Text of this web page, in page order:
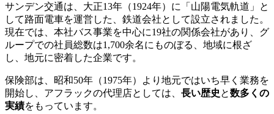
サンデン交通は、大正13年（1924年）に「山陽電気軌道」と
して路面電車を運営した、鉄道会社として設立されました。
現在では、本社バス事業を中心に19社の関係会社があり、グ
ループでの社員総数は1,700余名にものぼる、地域に根ざ
し、地元に密着した企業です。
保険部は、昭和50年（1975年）より地元ではいち早く業務を
開始し、アフラックの代理店としては、 長い歴史 と数多くの
実績をもっています。